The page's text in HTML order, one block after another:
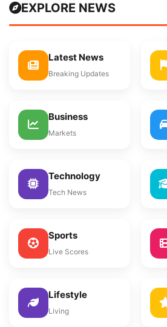
EXPLORE NEWS
Latest News
Breaking Updates
Business
Markets
Technology
Tech News
Sports
Live Scores
Lifestyle
Living